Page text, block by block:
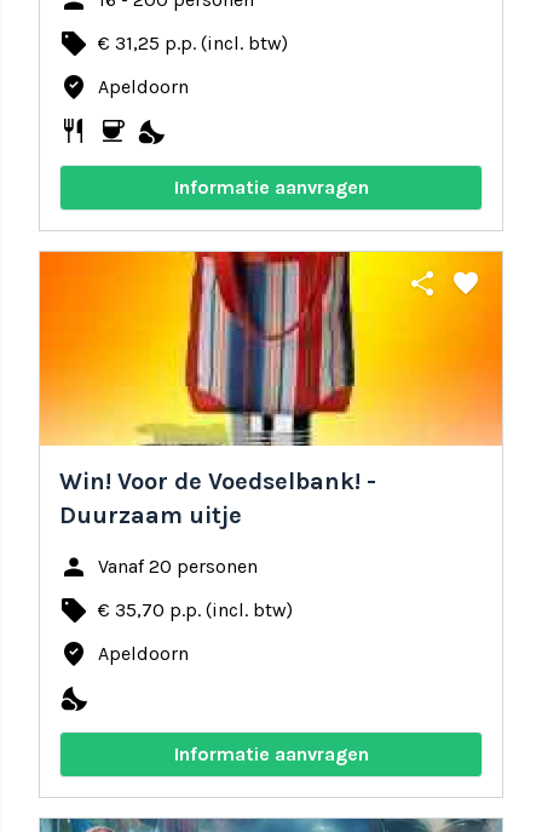
local_offer € 31,25 p.p. (incl. btw)
where_to_vote Apeldoorn
restaurant coffee nights_stay
Informatie aanvragen
share favorite
Win! Voor de Voedselbank! -
Duurzaam uitje
person Vanaf 20 personen
local_offer € 35,70 p.p. (incl. btw)
where_to_vote Apeldoorn
nights_stay
Informatie aanvragen